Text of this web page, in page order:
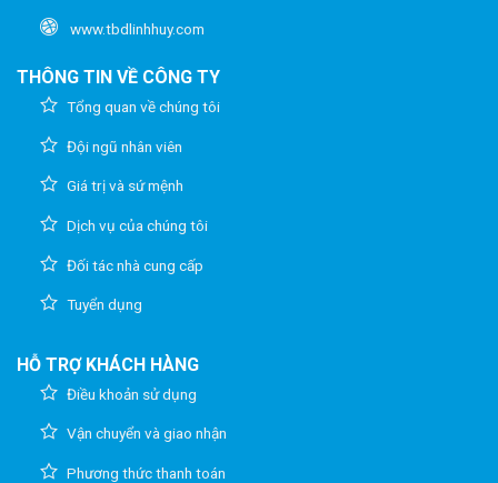
www.tbdlinhhuy.com
THÔNG TIN VỀ CÔNG TY
Tổng quan về chúng tôi
Đội ngũ nhân viên
Giá trị và sứ mệnh
Dịch vụ của chúng tôi
Đối tác nhà cung cấp
Tuyển dụng
HỖ TRỢ KHÁCH HÀNG
Điều khoản sử dụng
Vận chuyển và giao nhận
Phương thức thanh toán